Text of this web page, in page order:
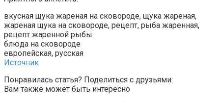
вкусная щука жареная на сковороде, щука жареная,
жареная щука на сковороде, рецепт, рыба жаренная,
рецепт жаренной рыбы
блюда на сковороде
европейская, русская
Источник
Понравилась статья? Поделиться с друзьями:
Вам также может быть интересно